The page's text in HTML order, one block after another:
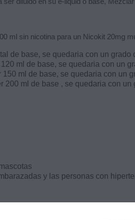
ml sin nicotina para un Nicokit 20mg
de base, se quedaria con un grado
ml de base, se quedaria con un
ml de base, se quedaria con un
200 ml de base , se quedaria con un
y las personas con